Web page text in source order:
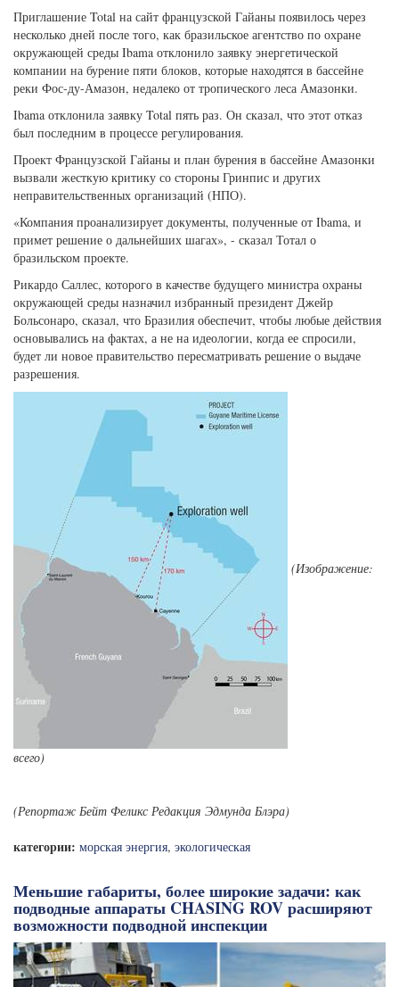
Приглашение Total на сайт французской Гайаны появилось через
несколько дней после того, как бразильское агентство по охране
окружающей среды Ibama отклонило заявку энергетической
компании на бурение пяти блоков, которые находятся в бассейне
реки Фос-ду-Амазон, недалеко от тропического леса Амазонки.
Ibama отклонила заявку Total пять раз. Он сказал, что этот отказ
был последним в процессе регулирования.
Проект Французской Гайаны и план бурения в бассейне Амазонки
вызвали жесткую критику со стороны Гринпис и других
неправительственных организаций (НПО).
«Компания проанализирует документы, полученные от Ibama, и
примет решение о дальнейших шагах», - сказал Тотал о
бразильском проекте.
Рикардо Саллес, которого в качестве будущего министра охраны
окружающей среды назначил избранный президент Джейр
Больсонаро, сказал, что Бразилия обеспечит, чтобы любые действия
основывались на фактах, а не на идеологии, когда ее спросили,
будет ли новое правительство пересматривать решение о выдаче
разрешения.
(Изображение:
всего)
(Репортаж Бейт Феликс Редакция Эдмунда Блэра)
категории: морская энергия, экологическая
Меньшие габариты, более широкие задачи: как
подводные аппараты CHASING ROV расширяют
возможности подводной инспекции